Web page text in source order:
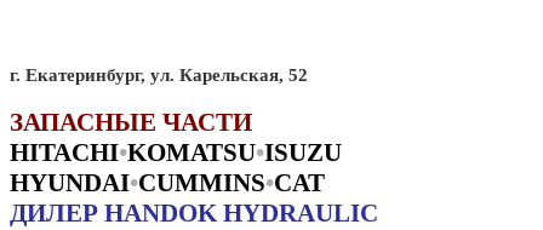
г. Екатеринбург, ул. Карельская, 52
ЗАПАСНЫЕ ЧАСТИ
HITACHI•KOMATSU•ISUZU
HYUNDAI•CUMMINS•CAT
ДИЛЕР HANDOK HYDRAULIC